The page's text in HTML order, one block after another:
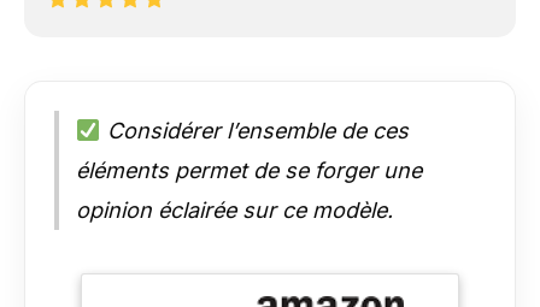
Considérer l’ensemble de ces
éléments permet de se forger une
opinion éclairée sur ce modèle.